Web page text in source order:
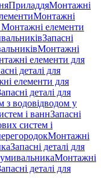
ПриладдяМонтажні
Монтажні
Монтажні елементи
Запасні
Монтажні
елементи для
деталі для
елементи для
деталі для
з водовідводом у
і ваннЗапасні
систем і
Монтажні
Запасні деталі для
Монтажні
деталі для